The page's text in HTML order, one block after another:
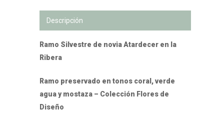
Descripción
Ramo Silvestre de novia Atardecer en la
Ribera
Ramo preservado en tonos coral, verde
agua y mostaza – Colección Flores de
Diseño